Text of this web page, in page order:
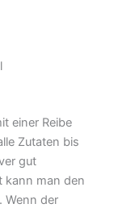
einer Reibe
Zutaten bis
gut
kann man den
Wenn der